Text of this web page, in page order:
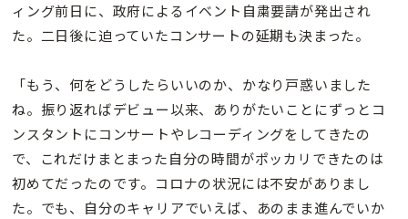
ィング前日に、政府によるイベント自粛要請が発出され
た。二日後に迫っていたコンサートの延期も決まった。
「もう、何をどうしたらいいのか、かなり戸惑いました
ね。振り返ればデビュー以来、ありがたいことにずっとコ
ンスタントにコンサートやレコーディングをしてきたの
で、これだけまとまった自分の時間がポッカリできたのは
初めてだったのです。コロナの状況には不安がありまし
た。でも、自分のキャリアでいえば、あのまま進んでいか